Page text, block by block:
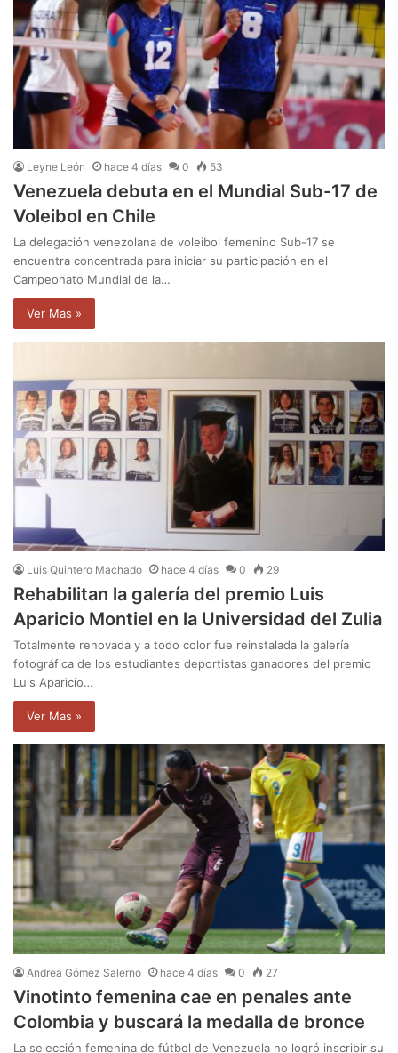
Leyne León hace 4 días 0 53
Venezuela debuta en el Mundial Sub-17 de
Voleibol en Chile
La delegación venezolana de voleibol femenino Sub-17 se
encuentra concentrada para iniciar su participación en el
Campeonato Mundial de la…
Ver Mas »
Luis Quintero Machado hace 4 días 0 29
Rehabilitan la galería del premio Luis
Aparicio Montiel en la Universidad del Zulia
Totalmente renovada y a todo color fue reinstalada la galería
fotográfica de los estudiantes deportistas ganadores del premio
Luis Aparicio…
Ver Mas »
Andrea Gómez Salerno hace 4 días 0 27
Vinotinto femenina cae en penales ante
Colombia y buscará la medalla de bronce
La selección femenina de fútbol de Venezuela no logró inscribir su